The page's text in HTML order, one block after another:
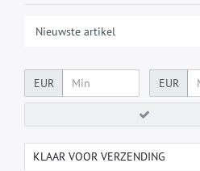
EUR EUR
KLAAR VOOR VERZENDING